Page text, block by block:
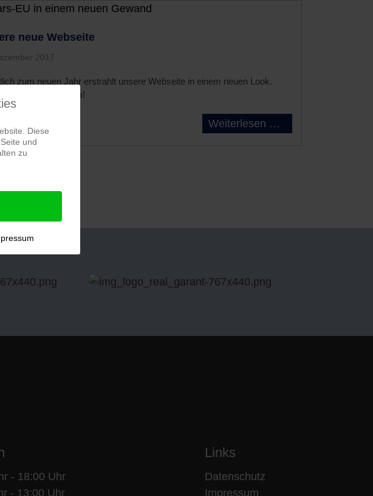
neue Webseite
2017
zum neuen Jahr erstrahlt unsere Webseite in einem neuen Look.
Sie sich gern um!
Weiterlesen …
- 18:00 Uhr
- 13:00 Uhr
Links
Datenschutz
Impressum
Diese
und
zu